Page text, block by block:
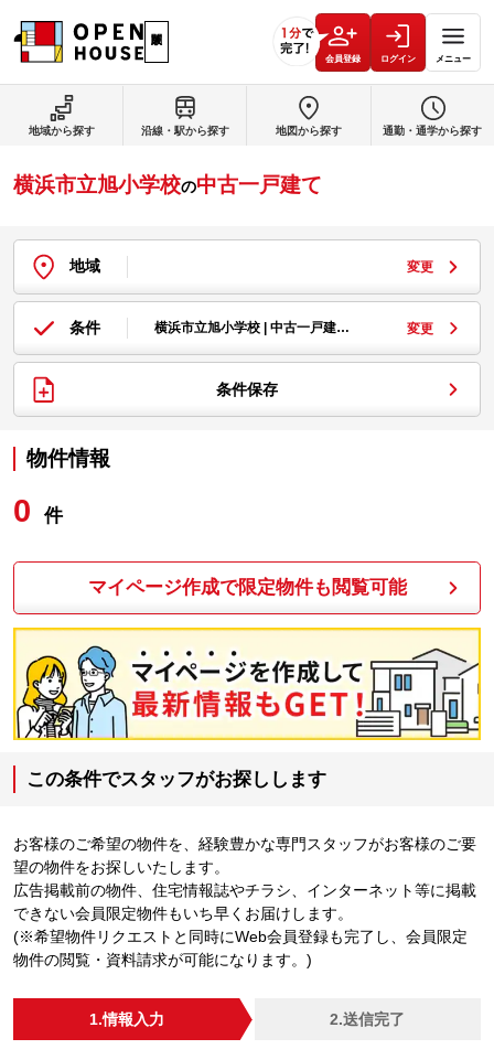
会員登録 ログイン メニュー
横浜市立旭小学校の中古一戸建て
地域 変更
条件 横浜市立旭小学校 | 中古一戸建… 変更
条件保存
物件情報
0 件
マイページ作成で限定物件も閲覧可能
この条件でスタッフがお探しします
お客様のご希望の物件を、経験豊かな専門スタッフがお客様のご要
望の物件をお探しいたします。
広告掲載前の物件、住宅情報誌やチラシ、インターネット等に掲載
できない会員限定物件もいち早くお届けします。
(※希望物件リクエストと同時にWeb会員登録も完了し、会員限定
物件の閲覧・資料請求が可能になります。)
1.情報入力 2.送信完了
地域から探す 沿線・駅から探す 地図から探す 通勤・通学から探す